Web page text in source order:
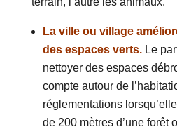
La ville ou village
des espaces verts.Le
nettoyer des espaces
compte autour de
réglementations
de 200 mètres d’une forêt